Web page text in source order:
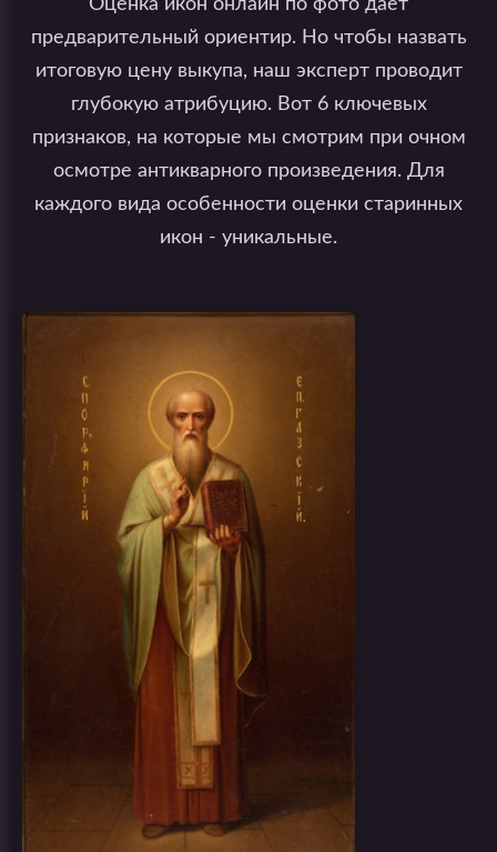
предварительный ориентир. Но чтобы назвать
итоговую цену выкупа, наш эксперт проводит
глубокую атрибуцию. Вот 6 ключевых
признаков, на которые мы смотрим при очном
осмотре антикварного произведения. Для
каждого вида особенности оценки старинных
икон - уникальные.